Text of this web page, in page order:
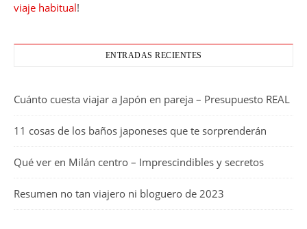
viaje habitual!
ENTRADAS RECIENTES
Cuánto cuesta viajar a Japón en pareja – Presupuesto REAL
11 cosas de los baños japoneses que te sorprenderán
Qué ver en Milán centro – Imprescindibles y secretos
Resumen no tan viajero ni bloguero de 2023